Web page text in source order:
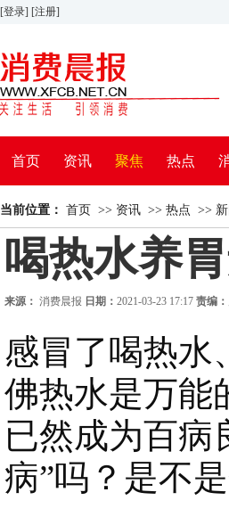
[登录] [注册]
首页 资讯 聚焦 热点
体育 三农 健康
当前位置： 首页 >> 资讯 >> 热点 >>
喝热水养
来源： 消费晨报 日期： 2021-03-23 17:17 责编：
感冒了喝热水
佛热水是万能
已然成为百病
病”吗？是不